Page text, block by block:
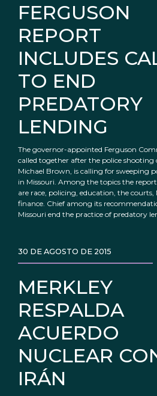
FERGUSON
REPORT
INCLUDES
TO END
PREDATORY
LENDING
The governor-appointed Ferguson
called together after the police shooting
Michael Brown, is calling for sweeping
in Missouri. Among the topics the report
are race, policing, education, the courts,
finance. Chief among its
Missouri end the practice of predatory
MERKLEY
RESPALDA
ACUERDO
NUCLEAR
IRÁN
30 DE AGOSTO DE 2015